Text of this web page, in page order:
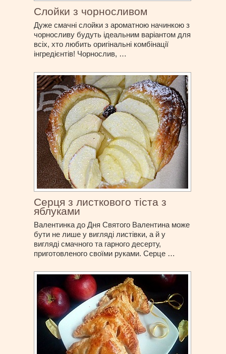
Слойки з чорносливом
Дуже смачні слойки з ароматною начинкою з
чорносливу будуть ідеальним варіантом для
всіх, хто любить оригінальні комбінації
інгредієнтів! Чорнослив, …
Серця з листкового тіста з
яблуками
Валентинка до Дня Святого Валентина може
бути не лише у вигляді листівки, а й у
вигляді смачного та гарного десерту,
приготовленого своїми руками. Серце …